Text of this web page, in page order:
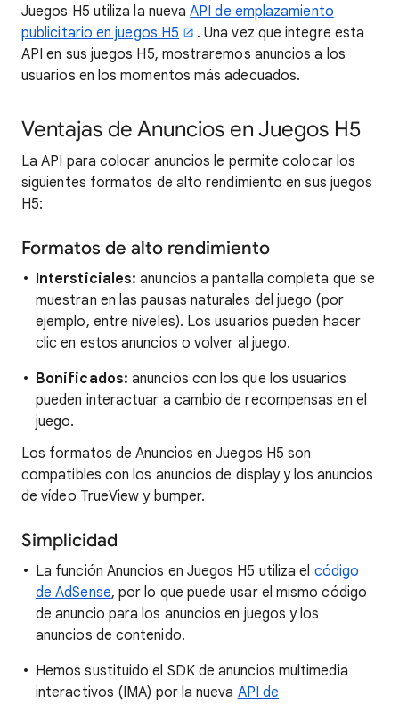
Juegos H5 utiliza la nuevaAPI de emplazamiento
publicitario en juegos H5
. Una vez que integre esta
API en sus juegos H5, mostraremos anuncios a los
usuarios en los momentos más adecuados.
Ventajas de Anuncios en Juegos H5
La API para colocar anuncios le permite colocar los
siguientes formatos de alto rendimiento en sus juegos
H5:
Formatos de alto rendimiento
Intersticiales: anuncios a pantalla completa que se
muestran en las pausas naturales del juego (por
ejemplo, entre niveles). Los usuarios pueden hacer
clic en estos anuncios o volver al juego.
Bonificados: anuncios con los que los usuarios
pueden interactuar a cambio de recompensas en el
juego.
Los formatos de Anuncios en Juegos H5 son
compatibles con los anuncios de display y los anuncios
de vídeo TrueView y bumper.
Simplicidad
La función Anuncios en Juegos H5 utiliza el código
de AdSense, por lo que puede usar el mismo código
de anuncio para los anuncios en juegos y los
anuncios de contenido.
Hemos sustituido el SDK de anuncios multimedia
interactivos (IMA) por la nueva API de